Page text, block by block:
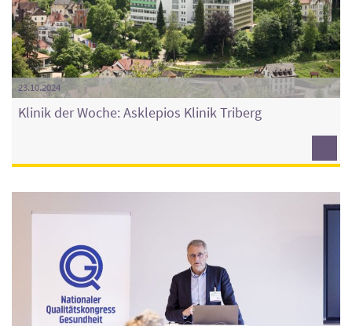
23.10.2024
Klinik der Woche: Asklepios Klinik Triberg